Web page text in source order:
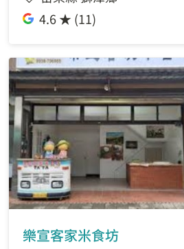
4.6 ★ (11)
樂宣客家米食坊